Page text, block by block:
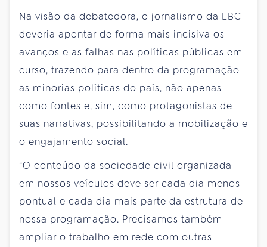
Na visão da debatedora, o jornalismo da EBC
deveria apontar de forma mais incisiva os
avanços e as falhas nas políticas públicas em
curso, trazendo para dentro da programação
as minorias políticas do país, não apenas
como fontes e, sim, como protagonistas de
suas narrativas, possibilitando a mobilização e
o engajamento social.
“O conteúdo da sociedade civil organizada
em nossos veículos deve ser cada dia menos
pontual e cada dia mais parte da estrutura de
nossa programação. Precisamos também
ampliar o trabalho em rede com outras